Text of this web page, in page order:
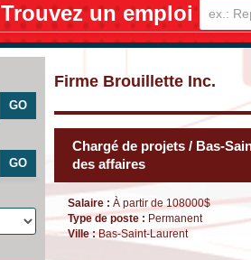
Trouvez un emploi
Firme Brouillette Inc.
Chargé de projets / Bas-
des affaires
Salaire : À partir de 108000$
Type de poste : Permanent
Ville :Bas-Saint-Laurent